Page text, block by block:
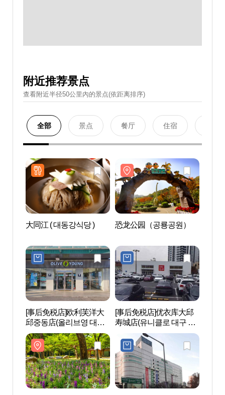
附近推荐景点
查看附近半径50公里內的景点(依距离排序)
全部 景点 餐厅 住宿
大同江 ( 대동강식당 ) 恐龙公园（공룡공원）
[事后免税店]欧利芙洋大
邱중동店(올리브영 대구
중동점)
[事后免税店]优衣库大邱
寿城店(유니클로 대구 수